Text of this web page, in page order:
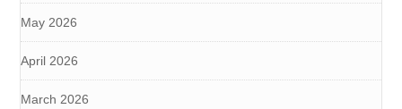
May 2026
April 2026
March 2026